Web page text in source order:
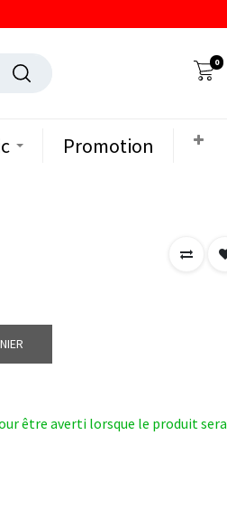
0
Promotion
être averti lorsque le produit sera